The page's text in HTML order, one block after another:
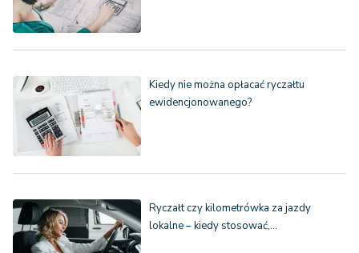
Kiedy nie można opłacać ryczałtu
ewidencjonowanego?
Ryczałt czy kilometrówka za jazdy
lokalne – kiedy stosować,…